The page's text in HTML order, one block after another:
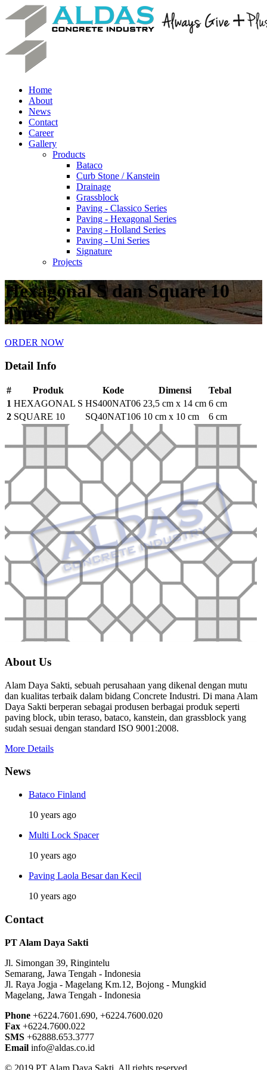
Home
About
News
Contact
Career
Gallery
Products
Bataco
Curb Stone / Kanstein
Drainage
Grassblock
Paving - Classico Series
Paving - Hexagonal Series
Paving - Holland Series
Paving - Uni Series
Signature
Projects
Hexagonal S dan Square 10
Tipe 6
ORDER NOW
Detail Info
# Produk Kode Dimensi
Tebal
1 HEXAGONAL S HS400NAT06 23,5 cm x 14 cm 6 cm
2 SQUARE 10 SQ40NAT106 10 cm x 10 cm 6 cm
About Us
Alam Daya Sakti, sebuah perusahaan yang dikenal dengan mutu
dan kualitas terbaik dalam bidang Concrete Industri. Di mana Alam
Daya Sakti berperan sebagai produsen berbagai produk seperti
paving block, ubin teraso, bataco, kanstein, dan grassblock yang
sudah sesuai dengan standard ISO 9001:2008.
More Details
News
Bataco Finland
10 years ago
Multi Lock Spacer
10 years ago
Paving Laola Besar dan Kecil
10 years ago
Contact
PT Alam Daya Sakti
Jl. Simongan 39, Ringintelu
Semarang, Jawa Tengah - Indonesia
Jl. Raya Jogja - Magelang Km.12, Bojong - Mungkid
Magelang, Jawa Tengah - Indonesia
Phone +6224.7601.690, +6224.7600.020
Fax +6224.7600.022
SMS +62888.653.3777
Email info@aldas.co.id
© 2019 PT Alam Daya Sakti. All rights reserved.